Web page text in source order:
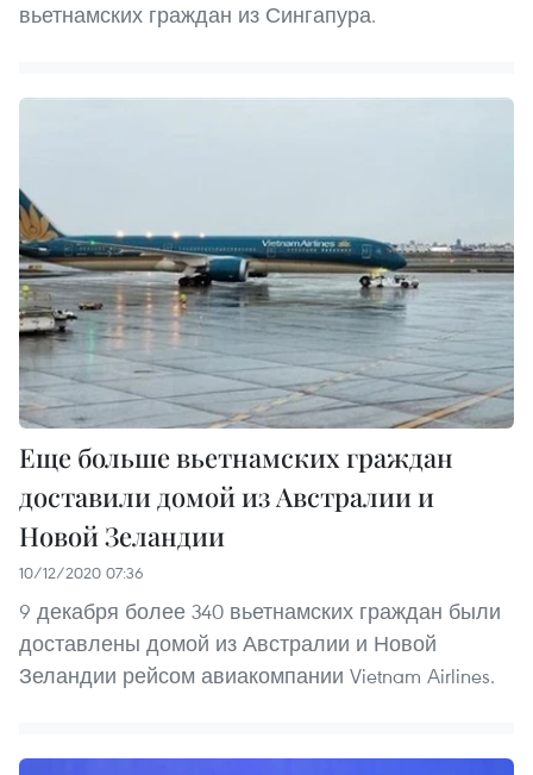
вьетнамских граждан из Сингапура.
Еще больше вьетнамских граждан
доставили домой из Австралии и
Новой Зеландии
10/12/2020 07:36
9 декабря более 340 вьетнамских граждан были
доставлены домой из Австралии и Новой
Зеландии рейсом авиакомпании Vietnam Airlines.